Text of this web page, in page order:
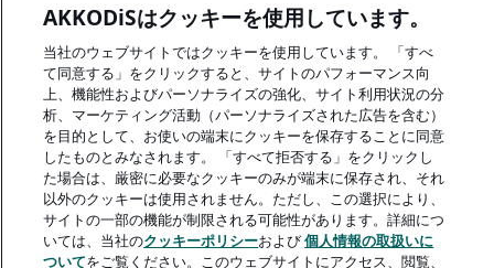
Modisウェブサイト
「バリューチェーン・イノベーター」について
A rendering error occurred: me.replaceAll is not a function .
AKKODiSはクッキーを使用しています。
当社のウェブサイトではクッキーを使用しています。 「すべ
て同意する」をクリックすると、サイトのパフォーマンス向
上、機能性およびパーソナライズの強化、サイト利用状況の分
析、マーケティング活動（パーソナライズされた広告を含む）
を目的として、お使いの端末にクッキーを保存することに同意
したものとみなされます。 「すべて拒否する」をクリックし
た場合は、厳密に必要なクッキーのみが端末に保存され、それ
以外のクッキーは使用されません。ただし、この選択により、
サイトの一部の機能が制限される可能性があります。詳細につ
いては、当社のクッキーポリシーおよび個人情報の取扱いに
ついてをご覧ください。このウェブサイトにアクセス、閲覧、